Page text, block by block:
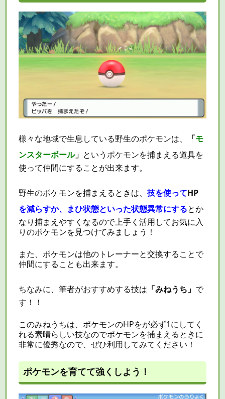
様々な地域で生息している野生のポケモンは、 「モ
ンスターボール」 というポケモンを捕まえる道具を
使って仲間にすることが出来ます。
野生のポケモンを捕まえるときは、技を使ってHP
を減らすか、まひ状態といった状態異常にするとか
なり捕まえやすくなるので上手く活用してお気に入
りのポケモンを見つけてみましょう！
また、ポケモンは他のトレーナーと交換することで
仲間にすることも出来ます。
ちなみに、筆者がおすすめする技は 「みねうち」 で
す！！
このみねうちは、ポケモンのHPをが必ず1にしてく
れる素晴らしい技なのでポケモンを捕まえるときに
非常に優秀なので、ぜひ利用してみてください！
ポケモンを育てて強くしよう！